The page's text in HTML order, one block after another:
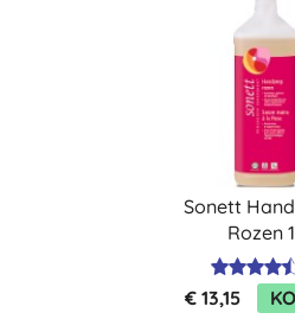
Sonett
Rozen
€ 13,15